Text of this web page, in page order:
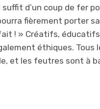
d’un coup de fer
fièrement porter sa
! » Créatifs,
éthiques. Tous
et les feutres sont à